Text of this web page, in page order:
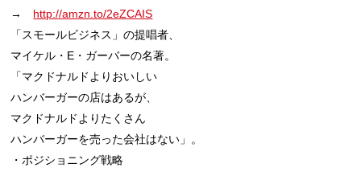
→ http://amzn.to/2eZCAIS
「スモールビジネス」の提唱者、
マイケル・E・ガーバーの名著。
「マクドナルドよりおいしい
ハンバーガーの店はあるが、
マクドナルドよりたくさん
ハンバーガーを売った会社はない」。
・ポジショニング戦略